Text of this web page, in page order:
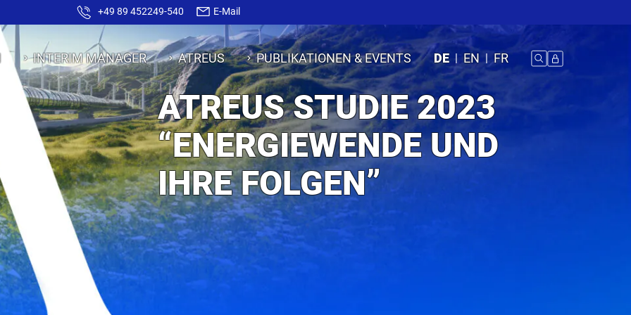
+49 89 452249-540 E-Mail
INTERIM MANAGER ATREUS PUBLIKATIONEN & EVENTS DE EN FR
ATREUS STUDIE 2023
“ENERGIEWENDE UND
IHRE FOLGEN”